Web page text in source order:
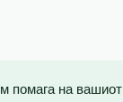
помага на вашиот